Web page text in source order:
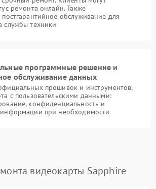
ремонта онлайн. Также
постгарантийное обслуживание для
службы техники
программные решение и
обслуживание данных
прошивок и инструментов,
с пользовательскими данными:
конфиденциальность и
информации при необходимости
видеокарты Sapphire